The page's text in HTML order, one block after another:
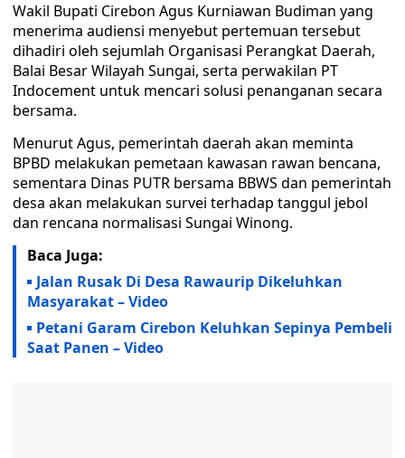
Wakil Bupati Cirebon Agus Kurniawan Budiman yang
menerima audiensi menyebut pertemuan tersebut
dihadiri oleh sejumlah Organisasi Perangkat Daerah,
Balai Besar Wilayah Sungai, serta perwakilan PT
Indocement untuk mencari solusi penanganan secara
bersama.
Menurut Agus, pemerintah daerah akan meminta
BPBD melakukan pemetaan kawasan rawan bencana,
sementara Dinas PUTR bersama BBWS dan pemerintah
desa akan melakukan survei terhadap tanggul jebol
dan rencana normalisasi Sungai Winong.
Baca Juga:
Jalan Rusak Di Desa Rawaurip Dikeluhkan
Masyarakat – Video
Petani Garam Cirebon Keluhkan Sepinya Pembeli
Saat Panen – Video